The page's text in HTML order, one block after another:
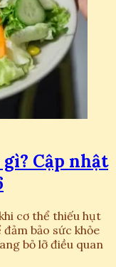
Cập nhật
cơ thể thiếu hụt
bảo sức khỏe
bỏ lỡ điều quan